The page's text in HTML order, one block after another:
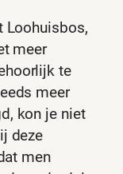
Loohuisbos,
meer
te
meer
kon je niet
deze
men